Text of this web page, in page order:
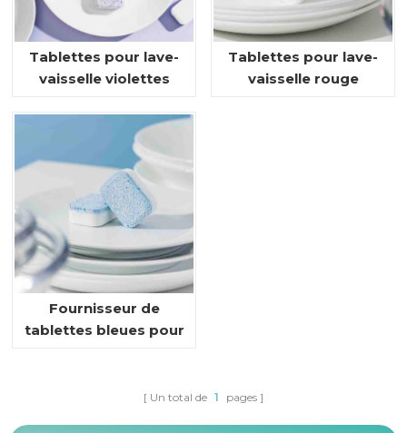
Tablettes pour lave-
vaisselle violettes
Tablettes pour lave-
vaisselle rouge
Fournisseur de
tablettes bleues pour
Un total de 1 pages